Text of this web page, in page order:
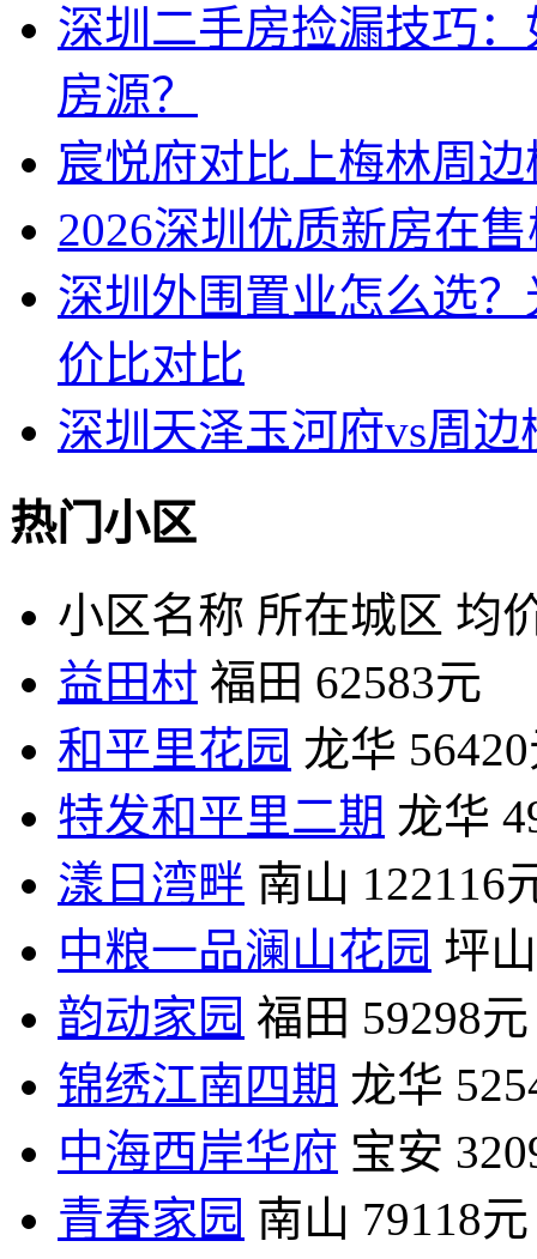
深圳二手房捡漏技巧
房源？
宸悦府对比上梅林周
2026深圳优质新房在
深圳外围置业怎么选
价比对比
深圳天泽玉河府vs周
热门小区
小区名称 所在城区 均
益田村 福田 62583元
和平里花园 龙华
特发和平里二期 龙华
漾日湾畔 南山 122116
中粮一品澜山花园 坪山
韵动家园 福田 59298元
锦绣江南四期 龙华
中海西岸华府 宝安
青春家园 南山 79118元